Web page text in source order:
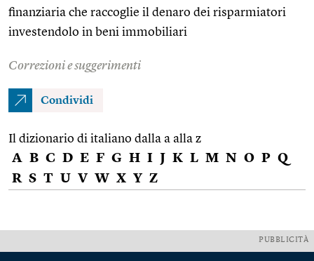
finanziaria che raccoglie il denaro dei risparmiatori
investendolo in beni immobiliari
Correzioni e suggerimenti
Condividi
Il dizionario di italiano dalla a alla z
A B C D E F G H I J K L M N O P Q
R S T U V W X Y Z
PUBBLICITÀ